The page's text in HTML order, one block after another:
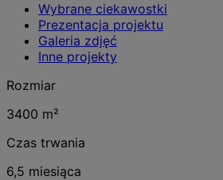
Wybrane ciekawostki
Prezentacja projektu
Galeria zdjęć
Inne projekty
Rozmiar
3400 m²
Czas trwania
6,5 miesiąca